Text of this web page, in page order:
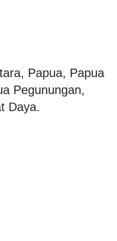
Papua, Papua
Pegunungan,
Daya.